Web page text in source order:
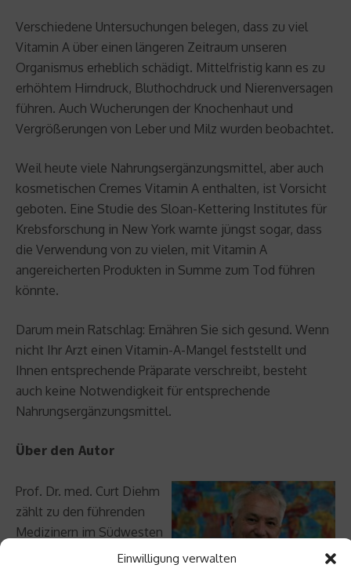
Einwilligung verwalten
Verschiedene Untersuchungen belegen, dass zu viel
Vitamin A über einen längeren Zeitraum unseren
Organismus erheblich schädigt. Mittelfristig kann es zu
erhöhtem Hirndruck, Bluthochdruck und Nierenversagen
führen. Auch Wucherungen der Knochenhaut und
Vergrößerungen von Leber und Milz wurden beobachtet.
Weil heute viele Nahrungsergänzungsmittel, aber auch
kosmetischen Cremes Vitamin A enthalten, ist Vorsicht
geboten. Eine Studie des Sloan-Kettering Institutes für
Krebsforschung in New York warnte jüngst sogar, dass
die Verwendung von zu vielen, mit Vitamin A
angereicherten Produkten in Summe zum Tod führen
könnte.
Darum mein Ratschlag: Ernähren Sie sich gesund. Wenn
nicht Ihr Arzt einen Vitamin-A-Mangel feststellt und
Ihnen entsprechende Präparate verschreibt, besteht
auch keine Notwendigkeit für entsprechende
Nahrungsergänzungsmittel.
Über den Autor
Prof. Dr. med. Curt Diehm
zählt zu den führenden
Medizinern im Südwesten
Deutschlands, er ist Autor